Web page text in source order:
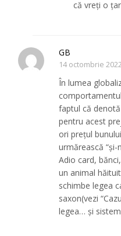
că vreți o
GB
14 octombrie
În lumea
faptul că
pentru acest
ori prețul
urmărească “și-
Adio card,
un animal
schimbe legea
saxon(vezi
legea… și